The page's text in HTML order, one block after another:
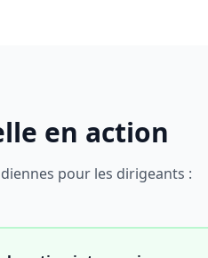
en action
pour les dirigeants :